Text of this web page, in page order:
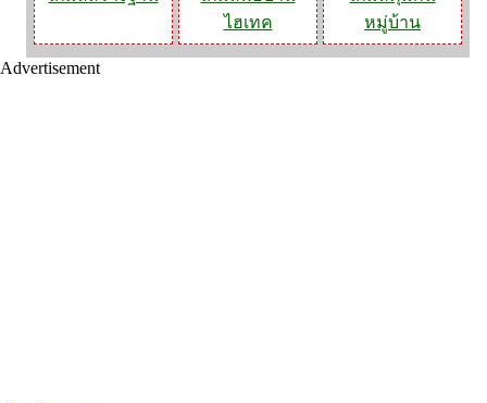
ไฮเทค
หมู่บ้าน
Advertisement